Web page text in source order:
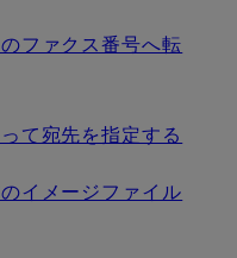
ファクス番号へ転
て宛先を指定する
イメージファイル